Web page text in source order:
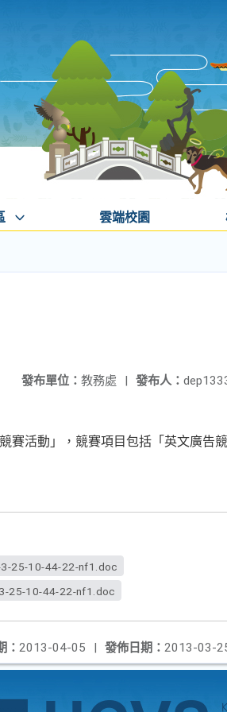
雲端校園
發布人：
發布單位： 教務處 |
活動」，競賽項目包括「英文廣告競
25-10-44-22-nf1.doc
25-10-44-22-nf1.doc
發佈日期： 2013-03-
： 2013-04-05 |